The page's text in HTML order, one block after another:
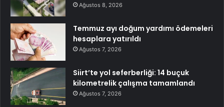
Ağustos 8, 2026
Temmuz ayı doğum yardımı ödemeleri
hesaplara yatırıldı
Ağustos 7, 2026
Siirt’te yol seferberliği: 14 buçuk
kilometrelik çalışma tamamlandı
Ağustos 7, 2026